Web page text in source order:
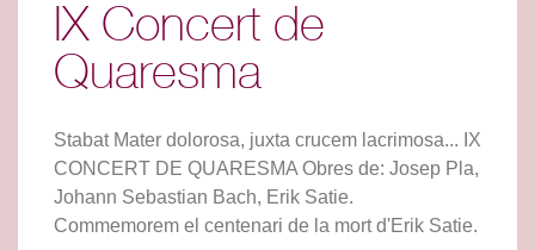
IX Concert de
Quaresma
Stabat Mater dolorosa, juxta crucem lacrimosa... IX
CONCERT DE QUARESMA Obres de: Josep Pla,
Johann Sebastian Bach, Erik Satie.
Commemorem el centenari de la mort d'Erik Satie.